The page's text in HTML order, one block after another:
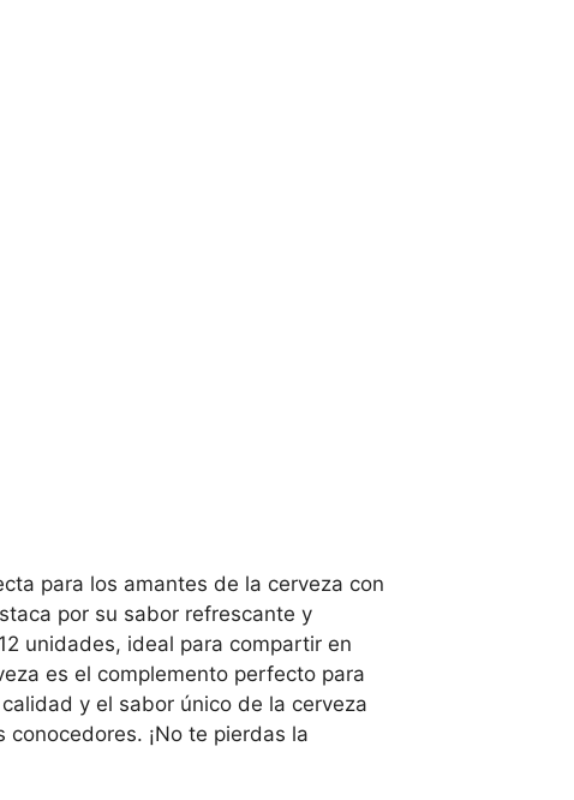
para los amantes de la cerveza con
por su sabor refrescante y
unidades, ideal para compartir en
es el complemento perfecto para
y el sabor único de la cerveza
¡No te pierdas la